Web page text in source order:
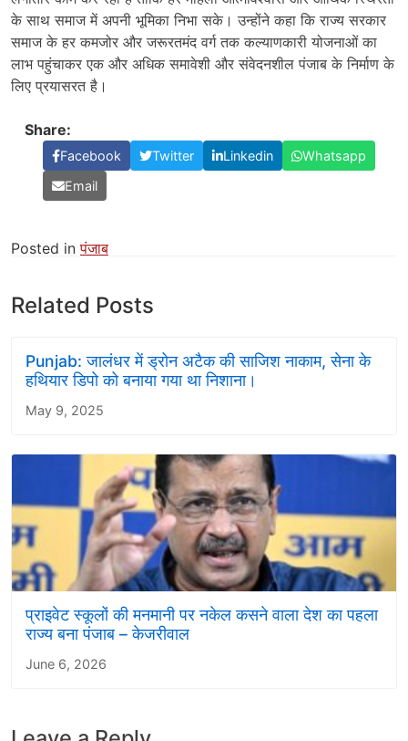
के साथ समाज में अपनी भूमिका निभा सके। उन्होंने कहा कि राज्य सरकार
समाज के हर कमजोर और जरूरतमंद वर्ग तक कल्याणकारी योजनाओं का
लाभ पहुंचाकर एक और अधिक समावेशी और संवेदनशील पंजाब के निर्माण के
लिए प्रयासरत है।
Share:
Facebook Twitter Linkedin
Whatsapp
Email
Posted inपंजाब
Related Posts
Punjab: जालंधर में ड्रोन अटैक की साजिश नाकाम, सेना के
हथियार डिपो को बनाया गया था निशाना।
May 9, 2025
प्राइवेट स्कूलों की मनमानी पर नकेल कसने वाला देश का पहला
राज्य बना पंजाब – केजरीवाल
June 6, 2026